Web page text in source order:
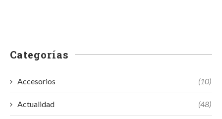
Categorías
Accesorios (10)
Actualidad (48)